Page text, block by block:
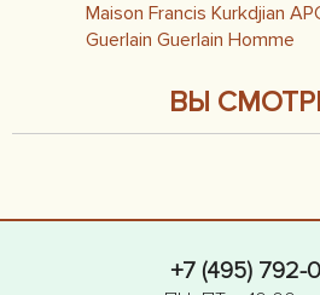
Maison Francis Kurkdjian
Guerlain Guerlain Homme
ВЫ
+7 (495) 792-